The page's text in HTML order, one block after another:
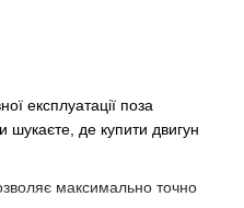
експлуатації поза
шукаєте, де купити двигун
максимально точно